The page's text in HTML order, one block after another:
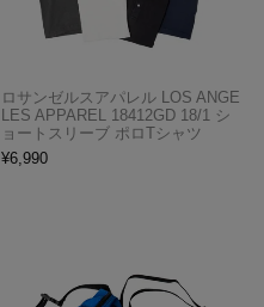
ロサンゼルスアパレル LOS ANGE
LES APPAREL 18412GD 18/1 シ
ョートスリーブ ポロTシャツ
¥6,990